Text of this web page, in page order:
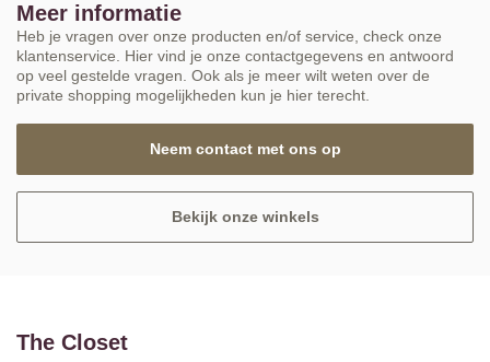
Meer informatie
Heb je vragen over onze producten en/of service, check onze
klantenservice. Hier vind je onze contactgegevens en antwoord
op veel gestelde vragen. Ook als je meer wilt weten over de
private shopping mogelijkheden kun je hier terecht.
Neem contact met ons op
Bekijk onze winkels
The Closet